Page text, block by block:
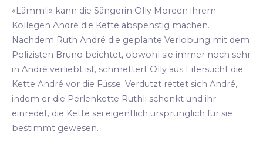
«Lämmli» kann die Sängerin Olly Moreen ihrem
Kollegen André die Kette abspenstig machen.
Nachdem Ruth André die geplante Verlobung mit dem
Polizisten Bruno beichtet, obwohl sie immer noch sehr
in André verliebt ist, schmettert Olly aus Eifersucht die
Kette André vor die Füsse. Verdutzt rettet sich André,
indem er die Perlenkette Ruthli schenkt und ihr
einredet, die Kette sei eigentlich ursprünglich für sie
bestimmt gewesen.